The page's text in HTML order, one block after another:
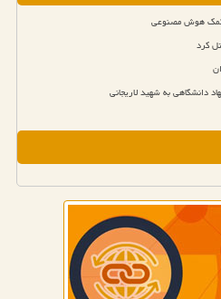
کمک هوش مصنوعی
کرد
دانشگاهی به شهید لاریجانی